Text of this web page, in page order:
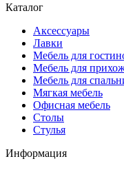
Каталог
Аксессуары
Лавки
Мебель для
Мебель для
Мебель для
Мягкая мебель
Офисная мебель
Столы
Стулья
Информация